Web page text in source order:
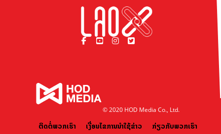
© 2020 HOD Media Co., Ltd.
ຕິດຕໍ່ພວກເຮົາ ເງື່ອນໄຂການນຳໃຊ້ຂ່າວ ກ່ຽວກັບພວກເຮົາ